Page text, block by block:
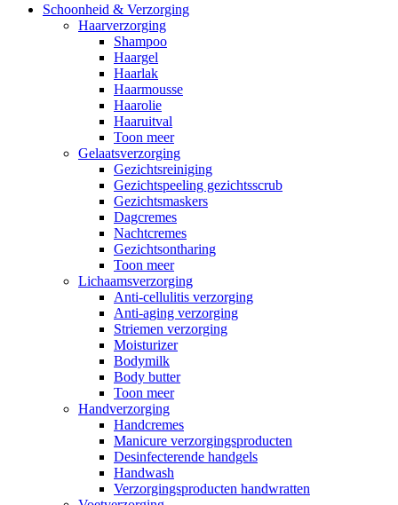
Schoonheid & Verzorging
Haarverzorging
Shampoo
Haargel
Haarlak
Haarmousse
Haarolie
Haaruitval
Toon meer
Gelaatsverzorging
Gezichtsreiniging
Gezichtspeeling gezichtsscrub
Gezichtsmaskers
Dagcremes
Nachtcremes
Gezichtsontharing
Toon meer
Lichaamsverzorging
Anti-cellulitis verzorging
Anti-aging verzorging
Striemen verzorging
Moisturizer
Bodymilk
Body butter
Toon meer
Handverzorging
Handcremes
Manicure verzorgingsproducten
Desinfecterende handgels
Handwash
Verzorgingsproducten handwratten